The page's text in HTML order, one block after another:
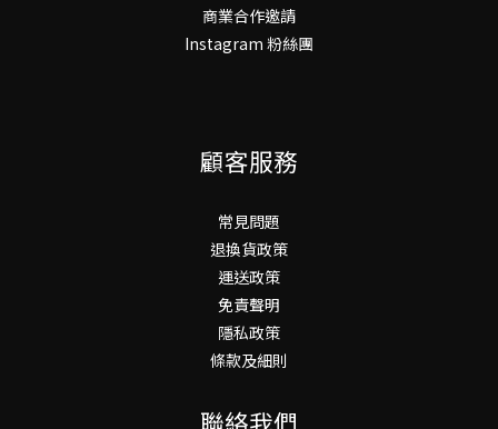
商業合作邀請
Instagram 粉絲團
顧客服務
常見問題
退換貨政策
運送政策
免責聲明
隱私政策
條款及細則
聯絡我們